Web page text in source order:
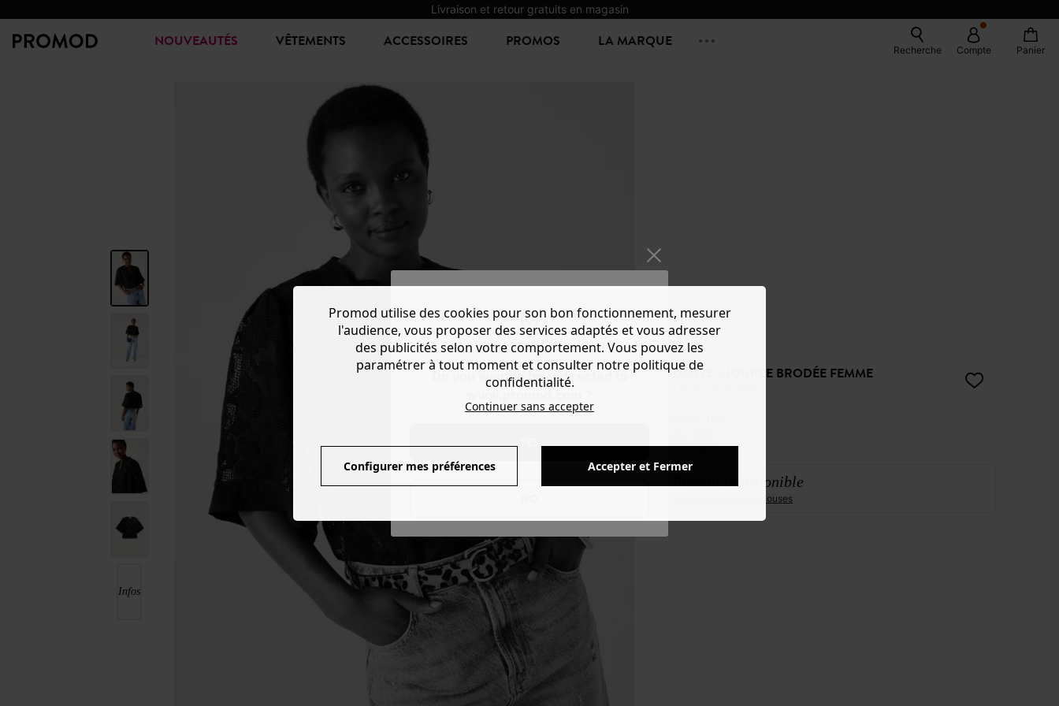
Livraison et retour gratuits en magasin
Do you want to be redirected to
NOUVEAUTÉS VÊTEMENTS ACCESSOIRES PROMOS LA MARQUE Recherche Compte Panier
Infos
BLOUSE AJOURÉE BRODÉE FEMME
Produit indisponible
Voir l'ensemble des blouses
Promod utilise des cookies pour son bon fonctionnement, mesurer
l'audience, vous proposer des services adaptés et vous adresser
des publicités selon votre comportement. Vous pouvez les
paramétrer à tout moment et consulter notre politique de
confidentialité.
Continuer sans accepter
Configurer mes préférences Accepter et Fermer